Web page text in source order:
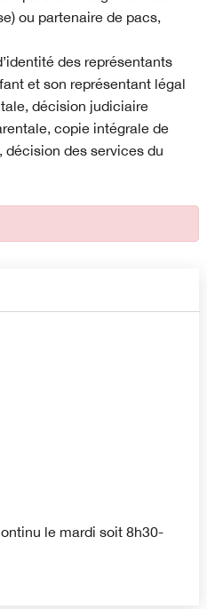
ou partenaire de pacs,
des représentants
et son représentant légal
décision judiciaire
copie intégrale de
décision des services du
le mardi soit 8h30-